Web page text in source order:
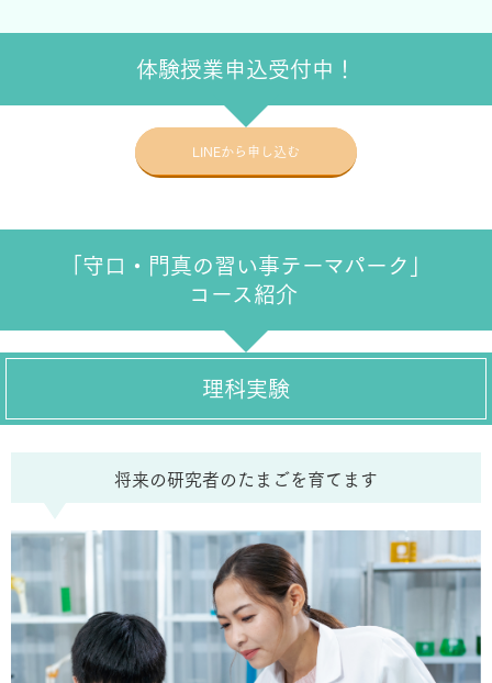
体験授業申込受付中！
LINEから申し込む
「守口・門真の習い事テーマパーク」
コース紹介
理科実験
将来の研究者のたまごを育てます